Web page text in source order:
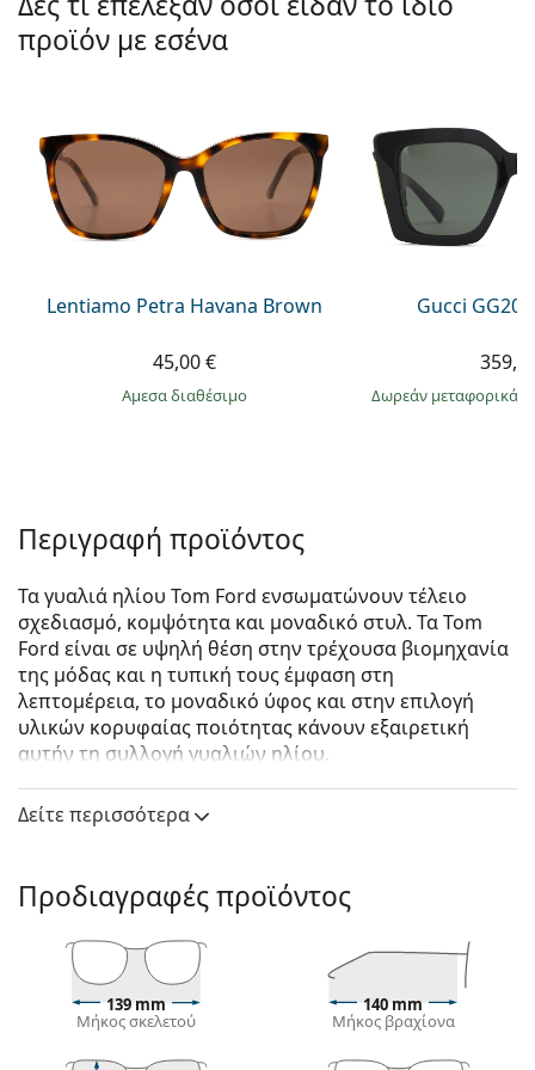
Όλες οι μάρκες
Persol
Όλες οι μάρκες
Όλα τα υγρά φακών
προϊόν με εσένα
Lentiamo Petra Havana Brown
45,00 €
άμεσα διαθέσιμο
Gucci
Δωρεάν μεταφορικά
Περιγραφή προϊόντος
Τα γυαλιά ηλίου Tom Ford ενσωματώνουν τέλειο
σχεδιασμό, κομψότητα και μοναδικό στυλ. Τα Tom
Ford είναι σε υψηλή θέση στην τρέχουσα βιομηχανία
της μόδας και η τυπική τους έμφαση στη
λεπτομέρεια, το μοναδικό ύφος και στην επιλογή
υλικών κορυφαίας ποιότητας κάνουν εξαιρετική
αυτήν τη συλλογή γυαλιών ηλίου.
Tom Ford Faye-02 FT0788 53F 56είναι γυναικεία
γυαλιά ηλίου.
με τη λειτουργία του Εικονικού καθρέφτη του
Lentiamo.
Σκελετός γυαλιών ηλίου
Το καφέ χρώμα του σκελετού ταιριάζει απόλυτα με
το ζεστό χρώμα του δέρματος και ανοιχτά καφέ,
Δείτε περισσότερα
Προδιαγραφές προϊόντος
139 mm
Μήκος σκελετού
140 mm
Μήκος βραχίονα